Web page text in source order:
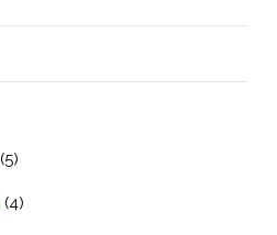
(5)
(4)